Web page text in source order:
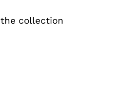
collection